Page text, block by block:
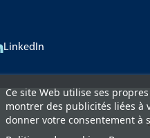
Ce site Web utilise ses
montrer des publicités liées à
donner votre consentement à
LinkedIn